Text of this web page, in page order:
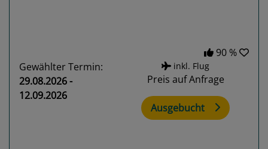
90 %
Gewählter Termin:
29.08.2026 -
12.09.2026
inkl. Flug
Preis auf Anfrage
Ausgebucht